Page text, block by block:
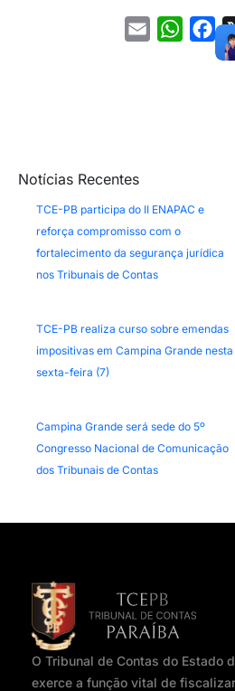
Email
Notícias Recentes
TCE-PB participa do II ENAPAC e
reforça compromisso com o
fortalecimento da segurança jurídica
nos Tribunais de Contas
TCE-PB realiza curso sobre emendas
impositivas em Campina Grande nesta
sexta-feira (7)
Campina Grande será sede do 5º
Congresso Nacional de Comunicação
dos Tribunais de Contas
O Tribunal de Contas do Estado
exerce a função vital de